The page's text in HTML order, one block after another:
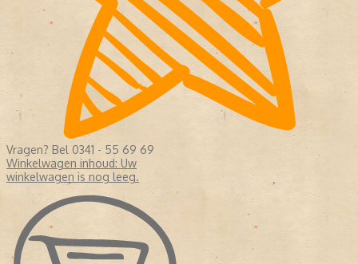
Vragen? Bel 0341 - 55 69 69
Winkelwagen inhoud: Uw
winkelwagen is nog leeg.